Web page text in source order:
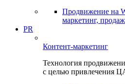
Продвижение на
маркетинг,
PR
Контент-маркетинг
Технология
с целью привлечения